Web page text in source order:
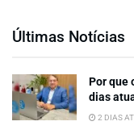
Últimas Notícias
Por que
dias
2 DIAS